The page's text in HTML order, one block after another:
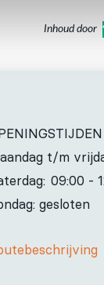
Inhoud door
t/m
09:00 -
gesloten